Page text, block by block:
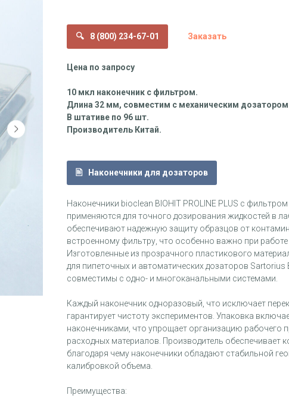
8 (800) 234-67-01 Заказать
Цена по запросу
10 мкл наконечник с фильтром.
Длина 32 мм, совместим с механическим
В штативе по 96 шт.
Производитель Китай.
Наконечники для дозаторов
Наконечники bioclean BIOHIT PROLINE PLUS с
применяются для точного дозирования жидкостей в
обеспечивают надежную защиту образцов от
встроенному фильтру, что особенно важно при
Изготовленные из прозрачного пластикового
для пипеточных и автоматических дозаторов
совместимы с одно- и многоканальными системами.
Каждый наконечник одноразовый, что исключает
гарантирует чистоту экспериментов. Упаковка
наконечниками, что упрощает организацию рабочего
расходных материалов. Производитель обеспечивает
благодаря чему наконечники обладают стабильной
калибровкой объема.
Преимущества: